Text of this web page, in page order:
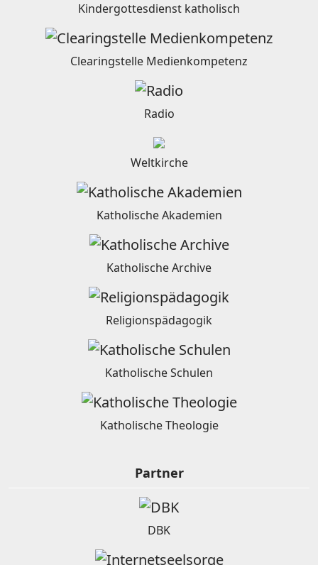
Kindergottesdienst katholisch
Clearingstelle Medienkompetenz
Radio
Weltkirche
Katholische Akademien
Katholische Archive
Religionspädagogik
Katholische Schulen
Katholische Theologie
Partner
DBK